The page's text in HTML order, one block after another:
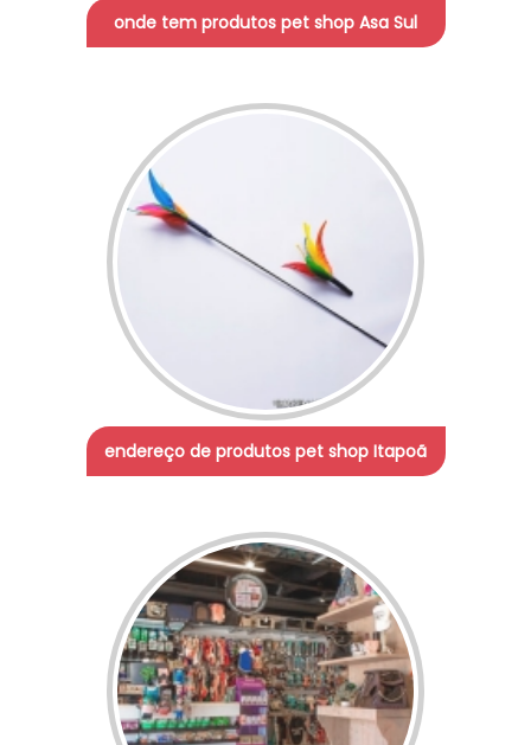
onde tem produtos pet shop Asa Sul
endereço de produtos pet shop Itapoã